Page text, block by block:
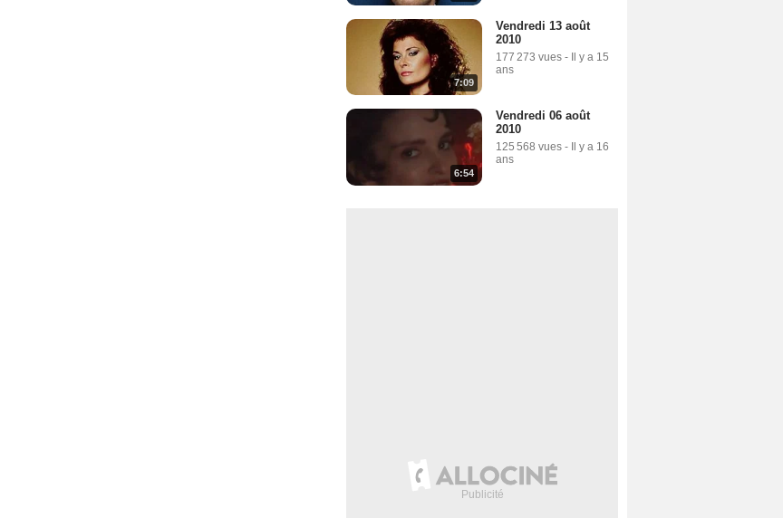
7:09
Vendredi 13 août
2010
177 273 vues -
Il y a 15
ans
6:54
Vendredi 06 août
2010
125 568 vues -
Il y a 16
ans